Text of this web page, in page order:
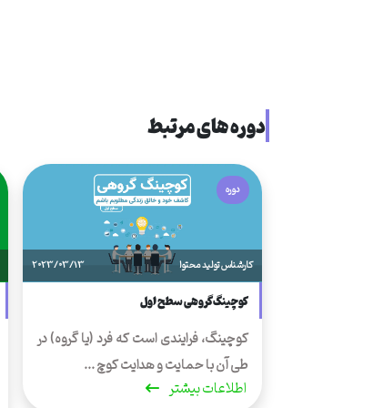
دوره های مرتبط
دوره
کارشناس تولید محتوا 2023/03/13
کوچینگ گروهی سطح اول
کوچینگ، فرایندی است که فرد (یا گروه) در
طی آن با حمایت و هدایت کوچ ...
اطلاعات بیشتر